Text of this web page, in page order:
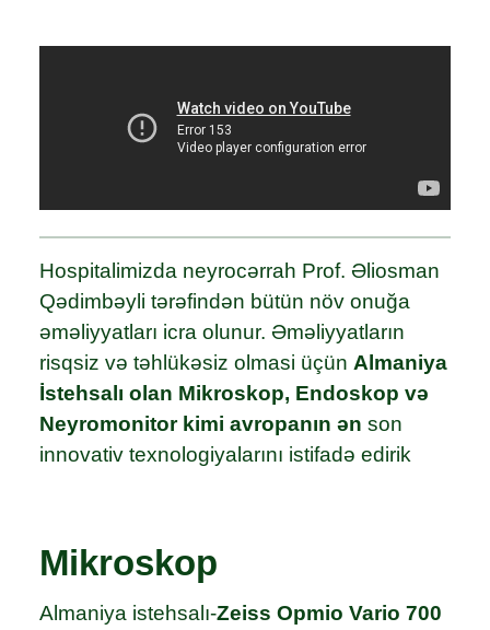
Hospitalimizda neyrocərrah Prof. Əliosman
Qədimbəyli tərəfindən bütün növ onuğa
əməliyyatları icra olunur. Əməliyyatların
risqsiz və təhlükəsiz olmasi üçün Almaniya
İstehsalı olan Mikroskop, Endoskop və
Neyromonitor kimi avropanın ən son
innovativ texnologiyalarını istifadə edirik
Mikroskop
Almaniya istehsalı-Zeiss Opmio Vario 700